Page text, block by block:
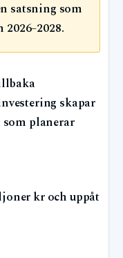
satsning som
skapar
planerar
kr och uppåt